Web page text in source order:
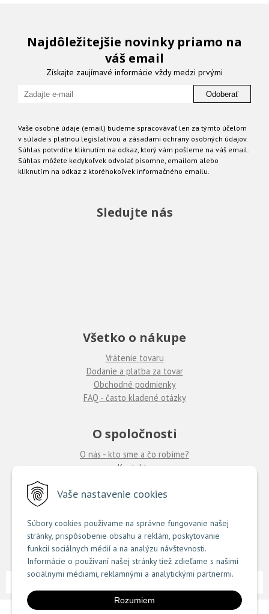
Vaše nastavenie cookies
Súbory cookies používame na správne fungovanie našej
stránky, prispôsobenie obsahu a reklám, poskytovanie
funkcií sociálnych médií a na analýzu návštevnosti.
Informácie o používaní našej stránky tiež zdieľame s našimi
sociálnymi médiami, reklamnými a analytickými partnermi.
Rozumiem
Najdôležitejšie novinky priamo na
váš email
Získajte zaujímavé informácie vždy medzi prvými
Odoberať
Vaše osobné údaje (email) budeme spracovávať len za týmto účelom
v súlade s platnou legislatívou a zásadami ochrany osobných údajov.
Súhlas potvrdíte kliknutím na odkaz, ktorý vám pošleme na váš email.
Súhlas môžete kedykoľvek odvolať písomne, emailom alebo
kliknutím na odkaz z ktoréhokoľvek informačného emailu.
Sledujte nás
Všetko o nákupe
Vrátenie tovaru
Dodanie a platba za tovar
Obchodné podmienky
FAQ - často kladené otázky
O spoločnosti
O nás - kto sme a čo robíme?
Kontakty
Predajne COUTURE
TU nájdete zoznam našich predajní